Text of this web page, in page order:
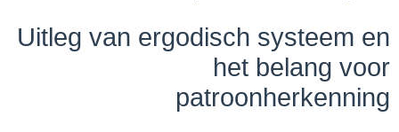
Uitleg van ergodisch systeem en
het belang voor
patroonherkenning